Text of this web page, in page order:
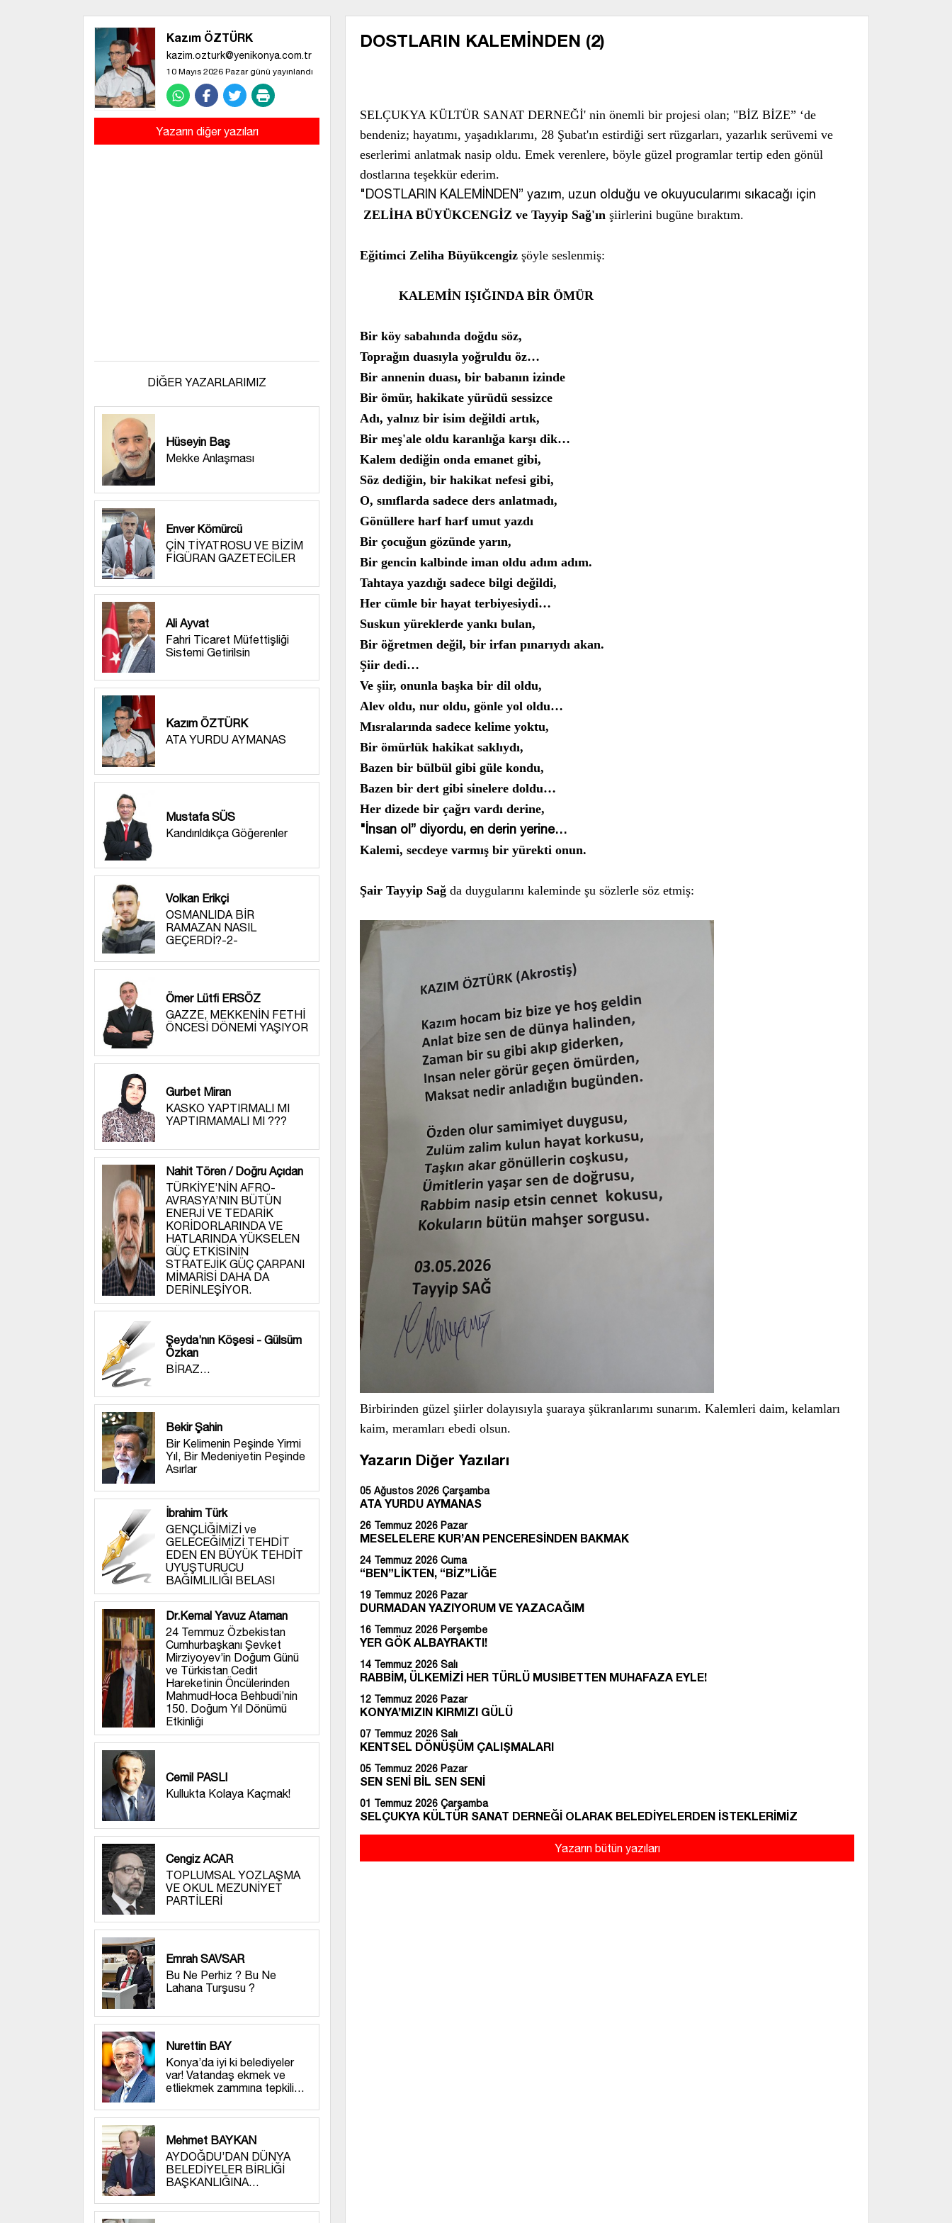
Kazım ÖZTÜRK
kazim.ozturk@yenikonya.com.tr
10 Mayıs 2026 Pazar günü yayınlandı
Yazarın diğer yazıları
DİĞER YAZARLARIMIZ
Hüseyin Baş
Mekke Anlaşması
Enver Kömürcü
ÇİN TİYATROSU VE BİZİM
FİGÜRAN GAZETECİLER
Ali Ayvat
Fahri Ticaret Müfettişliği
Sistemi Getirilsin
Kazım ÖZTÜRK
ATA YURDU AYMANAS
Mustafa SÜS
Kandırıldıkça Göğerenler
Volkan Erikçi
OSMANLIDA BİR
RAMAZAN NASIL
GEÇERDİ?-2-
Ömer Lütfi ERSÖZ
GAZZE, MEKKENİN FETHİ
ÖNCESİ DÖNEMİ YAŞIYOR
Gurbet Miran
KASKO YAPTIRMALI MI
YAPTIRMAMALI MI ???
Nahit Tören / Doğru Açıdan
TÜRKİYE’NİN AFRO-
AVRASYA’NIN BÜTÜN
ENERJİ VE TEDARİK
KORİDORLARINDA VE
HATLARINDA YÜKSELEN
GÜÇ ETKİSİNİN
STRATEJİK GÜÇ ÇARPANI
MİMARİSİ DAHA DA
DERİNLEŞİYOR.
Şeyda’nın Köşesi - Gülsüm
Özkan
BİRAZ…
Bekir Şahin
Bir Kelimenin Peşinde Yirmi
Yıl, Bir Medeniyetin Peşinde
Asırlar
İbrahim Türk
GENÇLİĞİMİZİ ve
GELECEĞİMİZİ TEHDİT
EDEN EN BÜYÜK TEHDİT
UYUŞTURUCU
BAĞIMLILIĞI BELASI
Dr.Kemal Yavuz Ataman
24 Temmuz Özbekistan
Cumhurbaşkanı Şevket
Mirziyoyev’in Doğum Günü
ve Türkistan Cedit
Hareketinin Öncülerinden
MahmudHoca Behbudi’nin
150. Doğum Yıl Dönümü
Etkinliği
Cemil PASLI
Kullukta Kolaya Kaçmak!
Cengiz ACAR
TOPLUMSAL YOZLAŞMA
VE OKUL MEZUNİYET
PARTİLERİ
Emrah SAVSAR
Bu Ne Perhiz ? Bu Ne
Lahana Turşusu ?
Nurettin BAY
Konya’da iyi ki belediyeler
var! Vatandaş ekmek ve
etliekmek zammına tepkili…
Mehmet BAYKAN
AYDOĞDU’DAN DÜNYA
BELEDİYELER BİRLİĞİ
BAŞKANLIĞINA…
DOSTLARIN KALEMİNDEN (2)
SELÇUKYA KÜLTÜR SANAT DERNEĞİ' nin önemli bir projesi olan; "BİZ BİZE” ‘de
bendeniz; hayatımı, yaşadıklarımı, 28 Şubat'ın estirdiği sert rüzgarları, yazarlık serüvemi ve
eserlerimi anlatmak nasip oldu. Emek verenlere, böyle güzel programlar tertip eden gönül
dostlarına teşekkür ederim.
"DOSTLARIN KALEMİNDEN” yazım, uzun olduğu ve okuyucularımı sıkacağı için
ZELİHA BÜYÜKCENGİZ ve Tayyip Sağ'ın şiirlerini bugüne bıraktım.
Eğitimci Zeliha Büyükcengiz şöyle seslenmiş:
KALEMİN IŞIĞINDA BİR ÖMÜR
Bir köy sabahında doğdu söz,
Toprağın duasıyla yoğruldu öz…
Bir annenin duası, bir babanın izinde
Bir ömür, hakikate yürüdü sessizce
Adı, yalnız bir isim değildi artık,
Bir meş'ale oldu karanlığa karşı dik…
Kalem dediğin onda emanet gibi,
Söz dediğin, bir hakikat nefesi gibi,
O, sınıflarda sadece ders anlatmadı,
Gönüllere harf harf umut yazdı
Bir çocuğun gözünde yarın,
Bir gencin kalbinde iman oldu adım adım.
Tahtaya yazdığı sadece bilgi değildi,
Her cümle bir hayat terbiyesiydi…
Suskun yüreklerde yankı bulan,
Bir öğretmen değil, bir irfan pınarıydı akan.
Şiir dedi…
Ve şiir, onunla başka bir dil oldu,
Alev oldu, nur oldu, gönle yol oldu…
Mısralarında sadece kelime yoktu,
Bir ömürlük hakikat saklıydı,
Bazen bir bülbül gibi güle kondu,
Bazen bir dert gibi sinelere doldu…
Her dizede bir çağrı vardı derine,
"İnsan ol” diyordu, en derin yerine…
Kalemi, secdeye varmış bir yürekti onun.
Şair Tayyip Sağ da duygularını kaleminde şu sözlerle söz etmiş:
Birbirinden güzel şiirler dolayısıyla şuaraya şükranlarımı sunarım. Kalemleri daim, kelamları
kaim, meramları ebedi olsun.
Yazarın Diğer Yazıları
05 Ağustos 2026 Çarşamba
ATA YURDU AYMANAS
26 Temmuz 2026 Pazar
MESELELERE KUR’AN PENCERESİNDEN BAKMAK
24 Temmuz 2026 Cuma
“BEN”LİKTEN, “BİZ”LİĞE
19 Temmuz 2026 Pazar
DURMADAN YAZIYORUM VE YAZACAĞIM
16 Temmuz 2026 Perşembe
YER GÖK ALBAYRAKTI!
14 Temmuz 2026 Salı
RABBİM, ÜLKEMİZİ HER TÜRLÜ MUSIBETTEN MUHAFAZA EYLE!
12 Temmuz 2026 Pazar
KONYA’MIZIN KIRMIZI GÜLÜ
07 Temmuz 2026 Salı
KENTSEL DÖNÜŞÜM ÇALIŞMALARI
05 Temmuz 2026 Pazar
SEN SENİ BİL SEN SENİ
01 Temmuz 2026 Çarşamba
SELÇUKYA KÜLTÜR SANAT DERNEĞİ OLARAK BELEDİYELERDEN İSTEKLERİMİZ
Yazarın bütün yazıları